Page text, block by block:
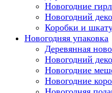
Новогодние
Новогодний
Коробки и
Новогодняя упаковка
Деревянная
Новогодний
Новогодние
Новогодние